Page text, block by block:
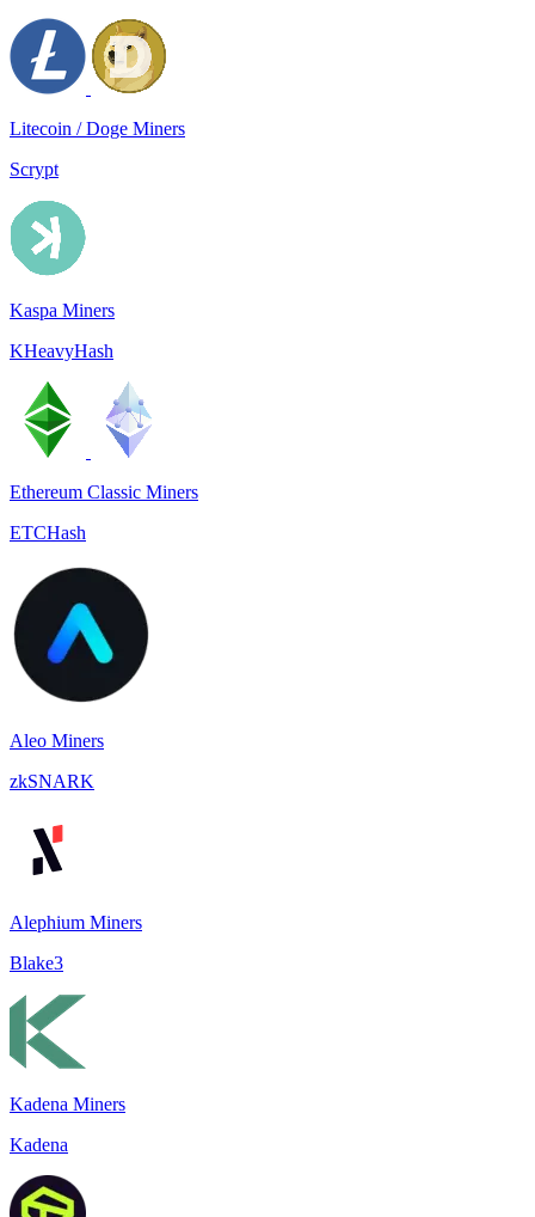
Litecoin / Doge Miners
Scrypt
Kaspa Miners
KHeavyHash
Ethereum Classic Miners
ETCHash
Aleo Miners
zkSNARK
Alephium Miners
Blake3
Kadena Miners
Kadena